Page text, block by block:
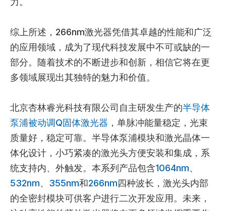
综上所述，266nm激光器凭借其卓越的性能和广泛
的应用领域，成为了现代科技发展中不可或缺的一
部分。随着技术的不断进步和创新，相信它将在更
多领域展现出其独特的魅力和价值。
北京杏林睿光科技有限公司自主研发生产的半导体
泵浦被动调Q固体激光器 ，单脉冲能量稳定，光束
质量好，稳定可靠。半导体泵浦模块和激光晶体一
体化设计，小巧紧凑的激光头方便安装和集成，系
统支持内、外触发。本系列产品包含1064nm、
532nm、 355nm和266nm四种波长，激光头内部
的全密封模块可供客户进行二次开发应用。未来，